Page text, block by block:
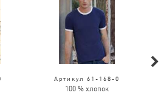
на товар той же модели, только
товар?
поссылкеи
с условиями.
Артикул 61-168-0
100 % хлопок